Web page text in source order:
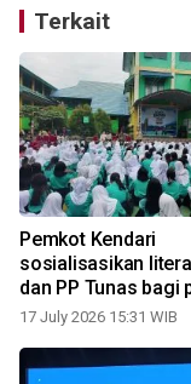
Terkait
Pemkot Kendari
sosialisasikan
dan PP Tunas bagi
17 July 2026 15:31 WIB